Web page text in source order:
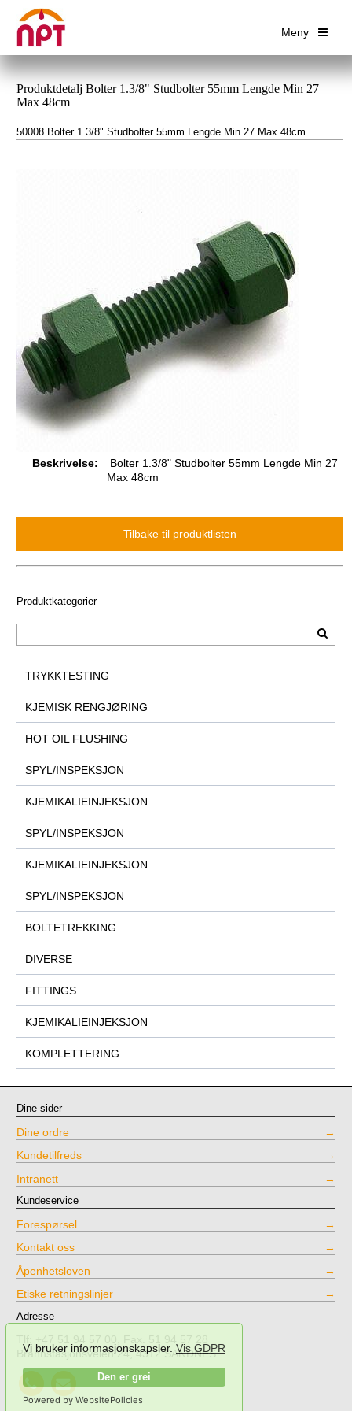
Vi bruker informasjonskapsler.Vis GDPR
Den er grei
Powered by WebsitePolicies
Meny
Produktdetalj Bolter 1.3/8" Studbolter 55mm Lengde Min 27
Max 48cm
50008 Bolter 1.3/8" Studbolter 55mm Lengde Min 27 Max 48cm
Beskrivelse:
Bolter 1.3/8" Studbolter 55mm Lengde Min 27
Max 48cm
Produktkategorier
TRYKKTESTING
KJEMISK RENGJØRING
HOT OIL FLUSHING
SPYL/INSPEKSJON
KJEMIKALIEINJEKSJON
SPYL/INSPEKSJON
KJEMIKALIEINJEKSJON
SPYL/INSPEKSJON
BOLTETREKKING
DIVERSE
FITTINGS
KJEMIKALIEINJEKSJON
KOMPLETTERING
Dine sider
Dine ordre
Kundetilfreds
Intranett
Kundeservice
Forespørsel
Kontakt oss
Åpenhetsloven
Etiske retningslinjer
Adresse
Tlf: +47 51 94 57 00, Fax. 51 94 57 28
Brannstasjonsveien 24, 4312 SANDNES
NPT
Testing
Send
mail
to